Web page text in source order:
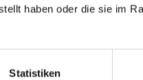
haben oder die sie im
Statistiken